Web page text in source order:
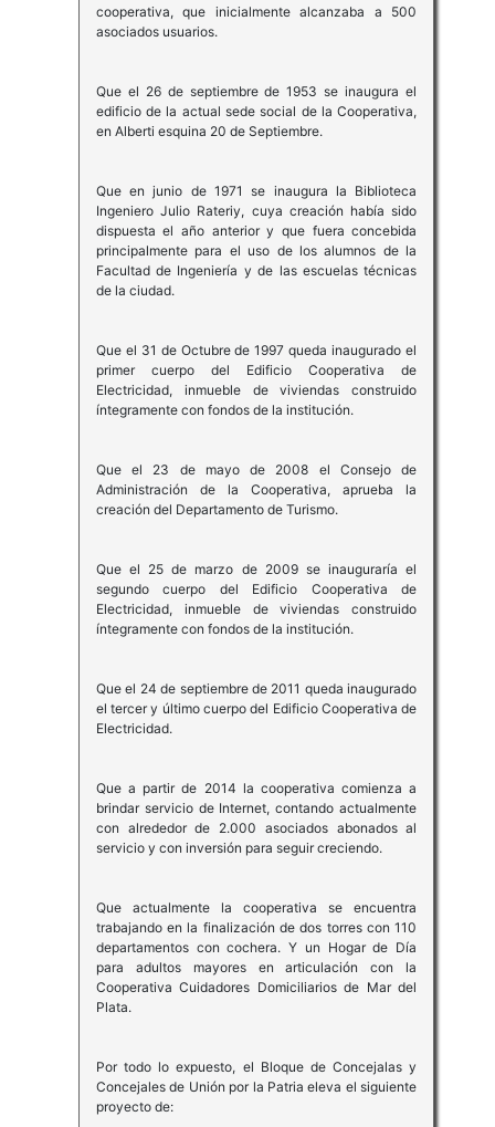
cooperativa, que inicialmente alcanzaba a 500
asociados usuarios.
Que el 26 de septiembre de 1953 se inaugura el
edificio de la actual sede social de la Cooperativa,
en Alberti esquina 20 de Septiembre.
Que en junio de 1971 se inaugura la Biblioteca
Ingeniero Julio Rateriy, cuya creación había sido
dispuesta el año anterior y que fuera concebida
principalmente para el uso de los alumnos de la
Facultad de Ingeniería y de las escuelas técnicas
de la ciudad.
Que el 31 de Octubre de 1997 queda inaugurado el
primer cuerpo del Edificio Cooperativa de
Electricidad, inmueble de viviendas construido
íntegramente con fondos de la institución.
Que el 23 de mayo de 2008 el Consejo de
Administración de la Cooperativa, aprueba la
creación del Departamento de Turismo.
Que el 25 de marzo de 2009 se inauguraría el
segundo cuerpo del Edificio Cooperativa de
Electricidad, inmueble de viviendas construido
íntegramente con fondos de la institución.
Que el 24 de septiembre de 2011 queda inaugurado
el tercer y último cuerpo del Edificio Cooperativa de
Electricidad.
Que a partir de 2014 la cooperativa comienza a
brindar servicio de Internet, contando actualmente
con alrededor de 2.000 asociados abonados al
servicio y con inversión para seguir creciendo.
Que actualmente la cooperativa se encuentra
trabajando en la finalización de dos torres con 110
departamentos con cochera. Y un Hogar de Día
para adultos mayores en articulación con la
Cooperativa Cuidadores Domiciliarios de Mar del
Plata.
Por todo lo expuesto, el Bloque de Concejalas y
Concejales de Unión por la Patria eleva el siguiente
proyecto de: